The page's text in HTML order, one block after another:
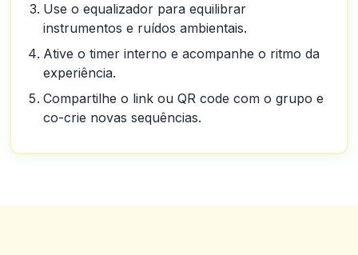
Use o equalizador para equilibrar
instrumentos e ruídos ambientais.
Ative o timer interno e acompanhe o ritmo da
experiência.
Compartilhe o link ou QR code com o grupo e
co-crie novas sequências.